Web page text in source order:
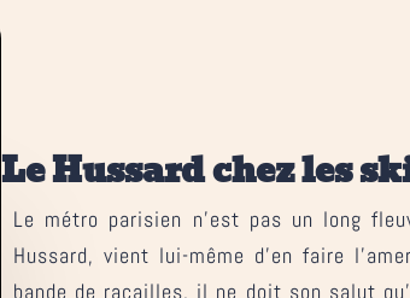
Le Hussard chez les
Le métro parisien n’est pas un long
Hussard, vient lui-même d’en faire
bande de racailles, il ne doit son salut